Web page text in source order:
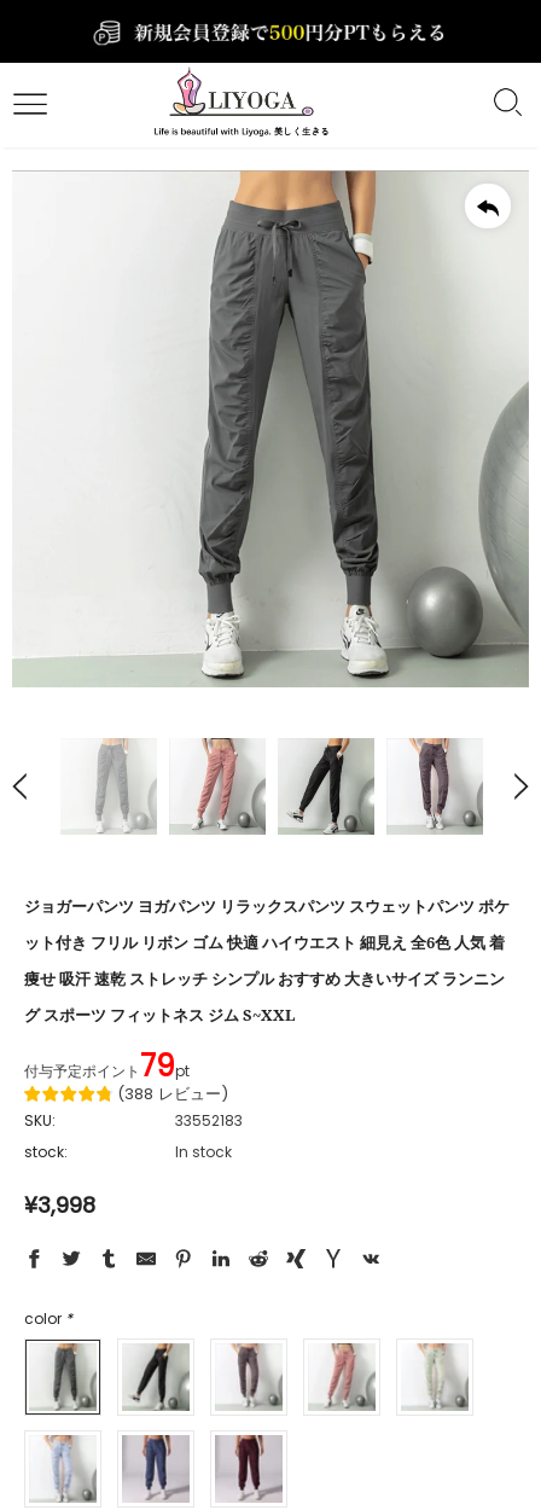
ジョガーパンツ ヨガパンツ リラックスパンツ スウェットパンツ ポケ
ット付き フリル リボン ゴム 快適 ハイウエスト 細見え 全6色 人気 着
痩せ 吸汗 速乾 ストレッチ シンプル おすすめ 大きいサイズ ランニン
グ スポーツ フィットネス ジム S~XXL
付与予定ポイント 79pt
(388 レビュー)
SKU:
33552183
stock:
In stock
¥3,998
color *